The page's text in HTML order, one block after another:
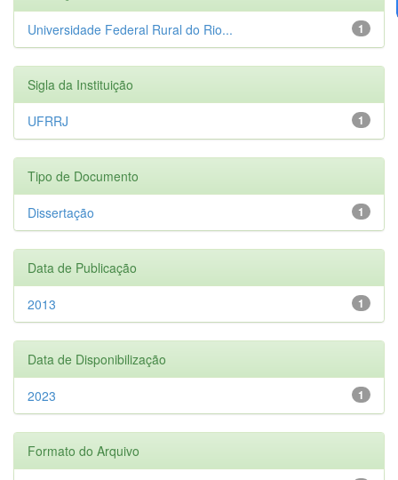
1
Universidade Federal Rural do Rio...
Sigla da Instituição
1
UFRRJ
Tipo de Documento
1
Dissertação
Data de Publicação
1
2013
Data de Disponibilização
1
2023
Formato do Arquivo